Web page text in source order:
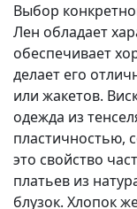
Выбор
Лен обладает
обеспечивает
делает его
или жакетов.
одежда из
пластичностью,
это свойство
платьев из
блузок. Хлопок